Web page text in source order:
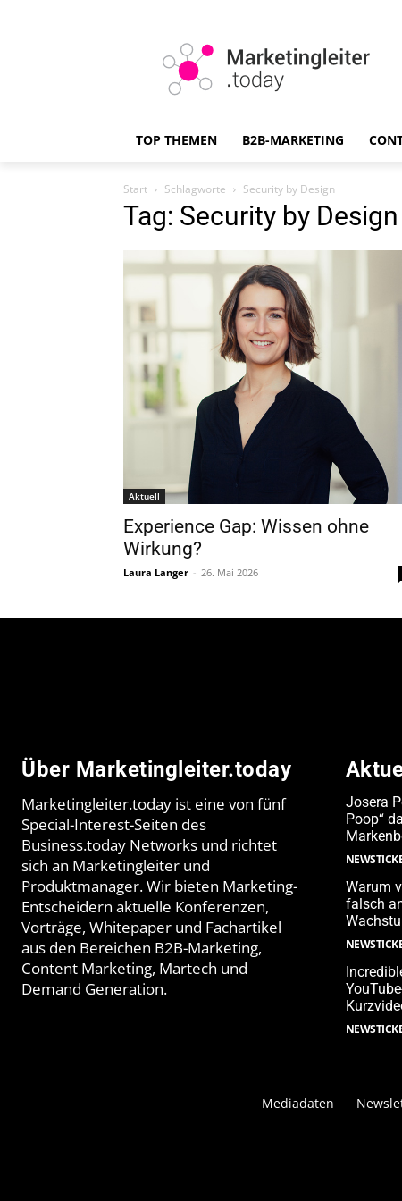
TOP THEMEN B2B-MARKETING
Start Schlagworte Security by Design
Tag: Security by Design
Aktuell
Experience Gap: Wissen ohne
Wirkung?
Laura Langer - 26. Mai 2026
Über Marketingleiter.today
Marketingleiter.today ist eine von fünf
Special-Interest-Seiten des
Business.today Networks und richtet
sich an Marketingleiter und
Produktmanager. Wir bieten Marketing-
Entscheidern aktuelle Konferenzen,
Vorträge, Whitepaper und Fachartikel
aus den Bereichen B2B-Marketing,
Content Marketing, Martech und
Demand Generation.
Josera
Poop“
Warum
falsch
Mediadaten